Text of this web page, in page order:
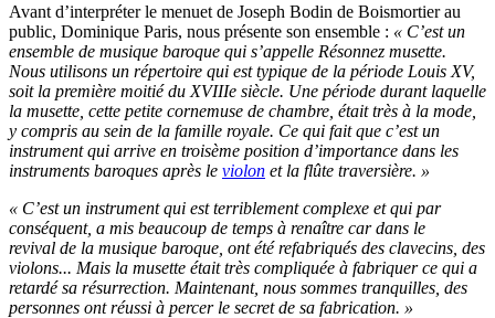
Avant d’interpréter le menuet de Joseph Bodin de Boismortier au
public, Dominique Paris, nous présente son ensemble : « C’est un
ensemble de musique baroque qui s’appelle Résonnez musette.
Nous utilisons un répertoire qui est typique de la période Louis XV,
soit la première moitié du XVIIIe siècle. Une période durant laquelle
la musette, cette petite cornemuse de chambre, était très à la mode,
y compris au sein de la famille royale. Ce qui fait que c’est un
instrument qui arrive en troisème position d’importance dans les
instruments baroques après le violon et la flûte traversière. »
« C’est un instrument qui est terriblement complexe et qui par
conséquent, a mis beaucoup de temps à renaître car dans le
revival de la musique baroque, ont été refabriqués des clavecins, des
violons... Mais la musette était très compliquée à fabriquer ce qui a
retardé sa résurrection. Maintenant, nous sommes tranquilles, des
personnes ont réussi à percer le secret de sa fabrication. »